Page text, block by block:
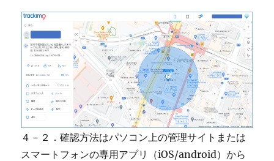
４－２．確認方法はパソコン上の管理サイトまたは
スマートフォンの専用アプリ（iOS/android）から